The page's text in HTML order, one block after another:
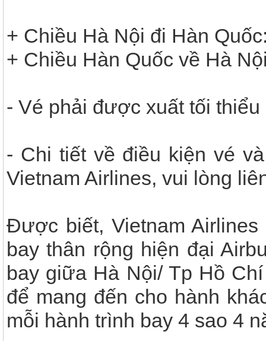
+ Chiều Hà Nội đi Hàn
+ Chiều Hàn Quốc về Hà
- Vé phải được xuất tối thiểu
- Chi tiết về điều kiện vé
Vietnam Airlines, vui lòng
Được biết, Vietnam
bay thân rộng hiện đại
bay giữa Hà Nội/ Tp Hồ
để mang đến cho hành
mỗi hành trình bay 4 sao 4